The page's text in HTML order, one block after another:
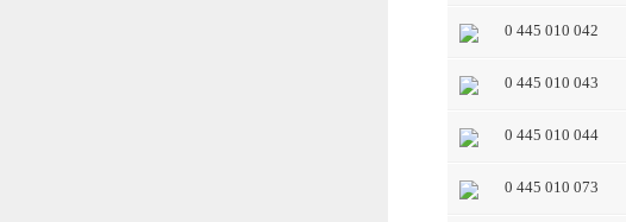
0 445 010 042
0 445 010 043
0 445 010 044
0 445 010 073